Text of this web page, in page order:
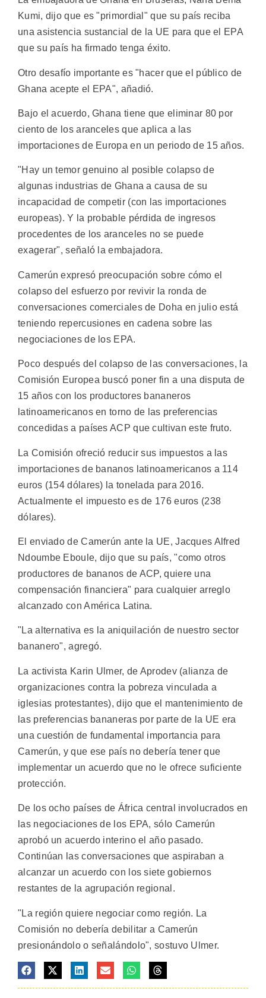
Kumi, dijo que es "primordial" que su país reciba
una asistencia sustancial de la UE para que el EPA
que su país ha firmado tenga éxito.
Otro desafío importante es "hacer que el público de
Ghana acepte el EPA", añadió.
Bajo el acuerdo, Ghana tiene que eliminar 80 por
ciento de los aranceles que aplica a las
importaciones de Europa en un periodo de 15 años.
"Hay un temor genuino al posible colapso de
algunas industrias de Ghana a causa de su
incapacidad de competir (con las importaciones
europeas). Y la probable pérdida de ingresos
procedentes de los aranceles no se puede
exagerar", señaló la embajadora.
Camerún expresó preocupación sobre cómo el
colapso del esfuerzo por revivir la ronda de
conversaciones comerciales de Doha en julio está
teniendo repercusiones en cadena sobre las
negociaciones de los EPA.
Poco después del colapso de las conversaciones, la
Comisión Europea buscó poner fin a una disputa de
15 años con los productores bananeros
latinoamericanos en torno de las preferencias
concedidas a países ACP que cultivan este fruto.
La Comisión ofreció reducir sus impuestos a las
importaciones de bananos latinoamericanos a 114
euros (154 dólares) la tonelada para 2016.
Actualmente el impuesto es de 176 euros (238
dólares).
El enviado de Camerún ante la UE, Jacques Alfred
Ndoumbe Eboule, dijo que su país, "como otros
productores de bananos de ACP, quiere una
compensación financiera" para cualquier arreglo
alcanzado con América Latina.
"La alternativa es la aniquilación de nuestro sector
bananero", agregó.
La activista Karin Ulmer, de Aprodev (alianza de
organizaciones contra la pobreza vinculada a
iglesias protestantes), dijo que el mantenimiento de
las preferencias bananeras por parte de la UE era
una cuestión de fundamental importancia para
Camerún, y que ese país no debería tener que
implementar un acuerdo que no le ofrece suficiente
protección.
De los ocho países de África central involucrados en
las negociaciones de los EPA, sólo Camerún
aprobó un acuerdo interino el año pasado.
Continúan las conversaciones que aspiraban a
alcanzar un acuerdo con los siete gobiernos
restantes de la agrupación regional.
"La región quiere negociar como región. La
Comisión no debería debilitar a Camerún
presionándolo o señalándolo", sostuvo Ulmer.